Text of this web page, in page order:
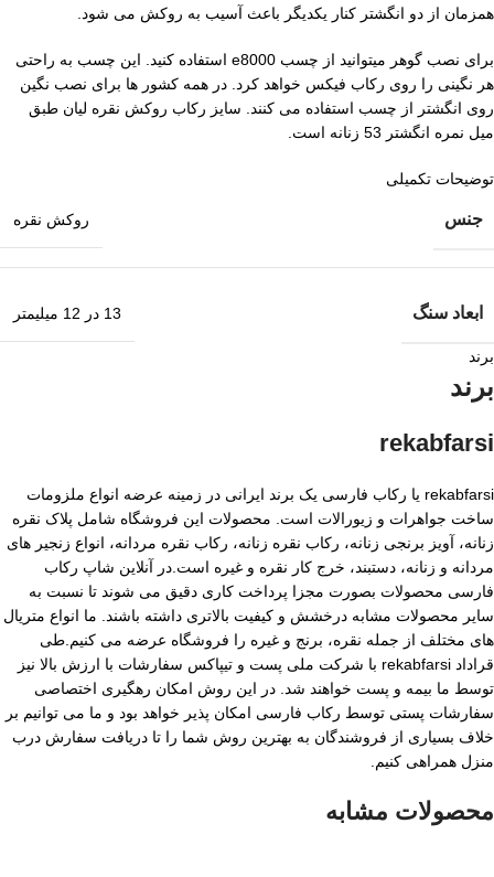
همزمان از دو انگشتر کنار یکدیگر باعث آسیب به روکش می شود.
برای نصب گوهر میتوانید از چسب e8000 استفاده کنید. این چسب به راحتی
هر نگینی را روی رکاب فیکس خواهد کرد. در همه کشور ها برای نصب نگین
روی انگشتر از چسب استفاده می کنند. سایز رکاب روکش نقره لیان طبق
میل نمره انگشتر 53 زنانه است.
توضیحات تکمیلی
جنس روکش نقره
ابعاد سنگ 13 در 12 میلیمتر
برند
برند
rekabfarsi
rekabfarsi یا رکاب فارسی یک برند ایرانی در زمینه عرضه انواع ملزومات
ساخت جواهرات و زیورالات است. محصولات این فروشگاه شامل پلاک نقره
زنانه، آویز برنجی زنانه، رکاب نقره زنانه، رکاب نقره مردانه، انواع زنجیر های
مردانه و زنانه، دستبند، خرج کار نقره و غیره است.در آنلاین شاپ رکاب
فارسی محصولات بصورت مجزا پرداخت کاری دقیق می شوند تا نسبت به
سایر محصولات مشابه درخشش و کیفیت بالاتری داشته باشند. ما انواع متریال
های مختلف از جمله نقره، برنج و غیره را فروشگاه عرضه می کنیم.طی
قراداد rekabfarsi با شرکت ملی پست و تیپاکس سفارشات با ارزش بالا نیز
توسط ما بیمه و پست خواهند شد. در این روش امکان رهگیری اختصاصی
سفارشات پستی توسط رکاب فارسی امکان پذیر خواهد بود و ما می توانیم بر
خلاف بسیاری از فروشندگان به بهترین روش شما را تا دریافت سفارش درب
منزل همراهی کنیم.
محصولات مشابه